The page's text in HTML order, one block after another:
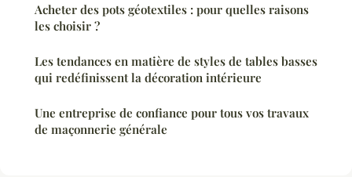
Acheter des pots géotextiles : pour quelles raisons
les choisir ?
Les tendances en matière de styles de tables basses
qui redéfinissent la décoration intérieure
Une entreprise de confiance pour tous vos travaux
de maçonnerie générale